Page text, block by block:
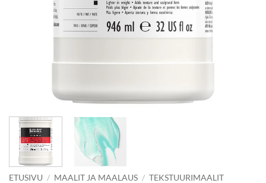
ETUSIVU / MAALIT JA MAALAUS / TEKSTUURIMAALIT